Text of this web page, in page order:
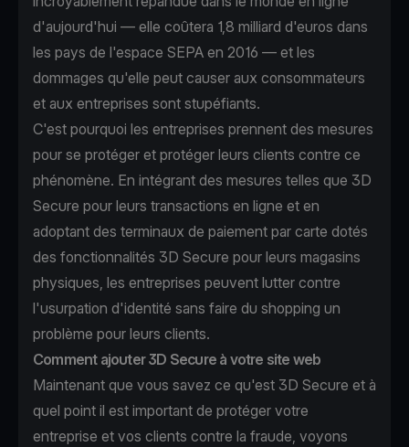
d'aujourd'hui — elle coûtera 1,8 milliard d'euros dans
les pays de l'espace SEPA en 2016 — et les
dommages qu'elle peut causer aux consommateurs
et aux entreprises sont stupéfiants.
C'est pourquoi les entreprises prennent des mesures
pour se protéger et protéger leurs clients contre ce
phénomène. En intégrant des mesures telles que 3D
Secure pour leurs transactions en ligne et en
adoptant des terminaux de paiement par carte dotés
des fonctionnalités 3D Secure pour leurs magasins
physiques, les entreprises peuvent lutter contre
l'usurpation d'identité sans faire du shopping un
problème pour leurs clients.
Comment ajouter 3D Secure à votre site web
Maintenant que vous savez ce qu'est 3D Secure et à
quel point il est important de protéger votre
entreprise et vos clients contre la fraude, voyons